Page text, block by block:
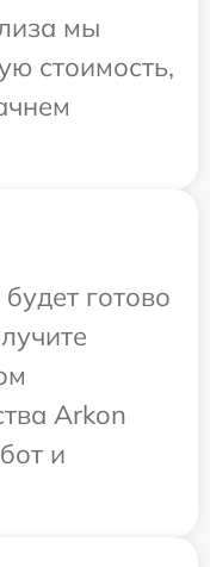
мы
стоимость,
готово
Arkon
и